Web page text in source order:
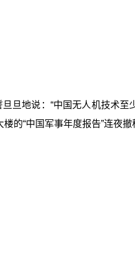
旦地说：“中国无人机技术至
的“中国军事年度报告”连夜撤